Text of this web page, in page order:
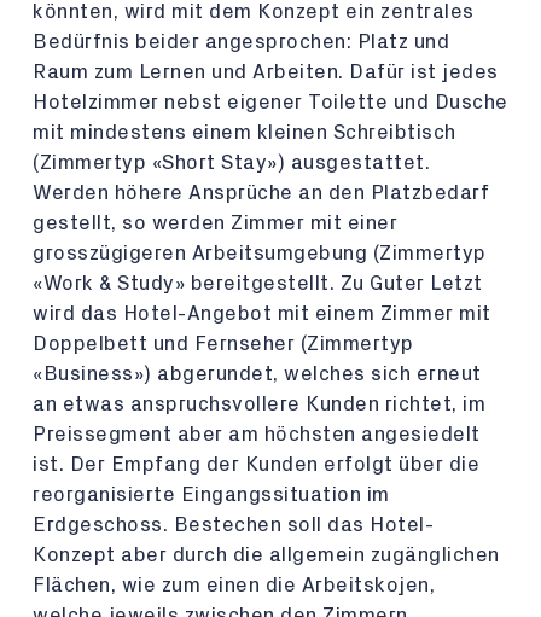
könnten, wird mit dem Konzept ein zentrales
Bedürfnis beider angesprochen: Platz und
Raum zum Lernen und Arbeiten. Dafür ist jedes
Hotelzimmer nebst eigener Toilette und Dusche
mit mindestens einem kleinen Schreibtisch
(Zimmertyp «Short Stay») ausgestattet.
Werden höhere Ansprüche an den Platzbedarf
gestellt, so werden Zimmer mit einer
grosszügigeren Arbeitsumgebung (Zimmertyp
«Work & Study» bereitgestellt. Zu Guter Letzt
wird das Hotel-Angebot mit einem Zimmer mit
Doppelbett und Fernseher (Zimmertyp
«Business») abgerundet, welches sich erneut
an etwas anspruchsvollere Kunden richtet, im
Preissegment aber am höchsten angesiedelt
ist. Der Empfang der Kunden erfolgt über die
reorganisierte Eingangssituation im
Erdgeschoss. Bestechen soll das Hotel-
Konzept aber durch die allgemein zugänglichen
Flächen, wie zum einen die Arbeitskojen,